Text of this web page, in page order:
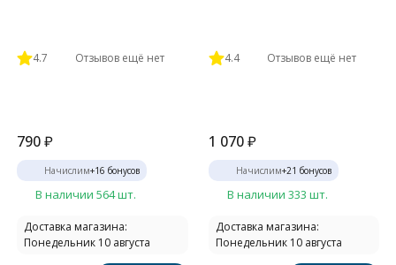
4.7 Отзывов ещё нет
790₽
Начислим+16 бонусов
В наличии 564 шт.
Доставка магазина:
Понедельник 10 августа
4.4 Отзывов ещё нет
1 070 ₽
Начислим+21 бонусов
В наличии 333 шт.
Доставка магазина:
Понедельник 10 августа